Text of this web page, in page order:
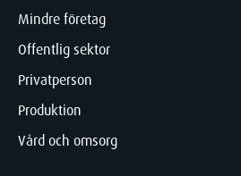
Mindre företag
Offentlig sektor
Privatperson
Produktion
Vård och omsorg